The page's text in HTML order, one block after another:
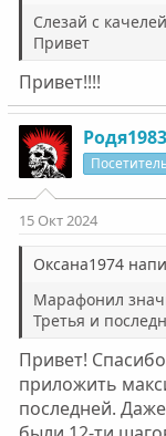
Слезай с
Привет
Привет!!!!
Родя1983
15 Окт 2024
Оксана1974
Марафонил
Третья и
Привет!
приложить
последней.